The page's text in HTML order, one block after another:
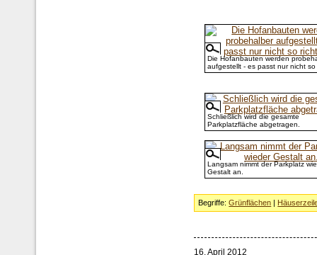
Die Hofanbauten werden
aufgestellt - es passt nur nicht so
Schließlich wird die gesamte
Parkplatzfläche abgetragen.
Langsam nimmt der Parkplatz
Gestalt an.
Begriffe:Grünflächen
16. April 2012